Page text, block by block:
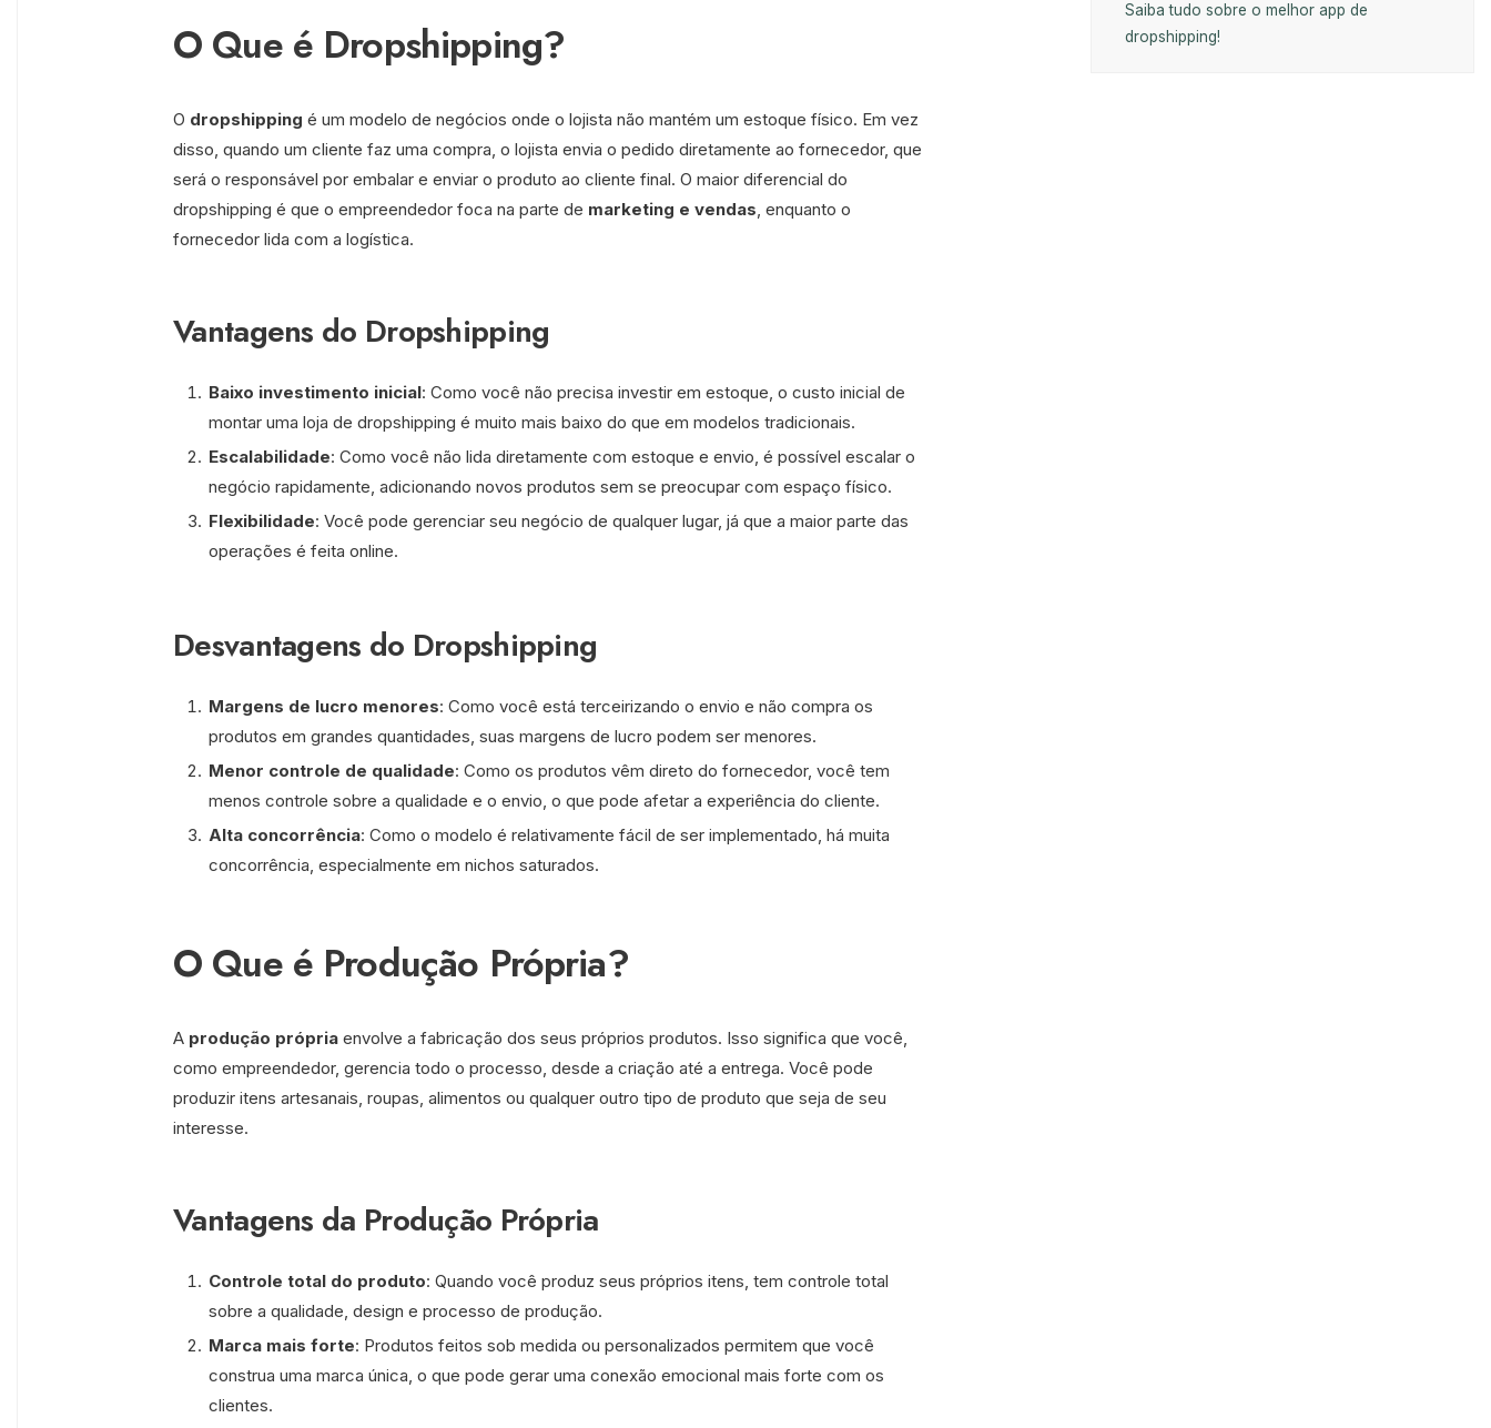
O Que é Dropshipping?
O dropshipping é um modelo de negócios onde o lojista não mantém um estoque físico. Em vez
disso, quando um cliente faz uma compra, o lojista envia o pedido diretamente ao fornecedor, que
será o responsável por embalar e enviar o produto ao cliente final. O maior diferencial do
dropshipping é que o empreendedor foca na parte de marketing e vendas, enquanto o
fornecedor lida com a logística.
Vantagens do Dropshipping
Baixo investimento inicial: Como você não precisa investir em estoque, o custo inicial de
montar uma loja de dropshipping é muito mais baixo do que em modelos tradicionais.
Escalabilidade: Como você não lida diretamente com estoque e envio, é possível escalar o
negócio rapidamente, adicionando novos produtos sem se preocupar com espaço físico.
Flexibilidade: Você pode gerenciar seu negócio de qualquer lugar, já que a maior parte das
operações é feita online.
Desvantagens do Dropshipping
Margens de lucro menores: Como você está terceirizando o envio e não compra os
produtos em grandes quantidades, suas margens de lucro podem ser menores.
Menor controle de qualidade: Como os produtos vêm direto do fornecedor, você tem
menos controle sobre a qualidade e o envio, o que pode afetar a experiência do cliente.
Alta concorrência: Como o modelo é relativamente fácil de ser implementado, há muita
concorrência, especialmente em nichos saturados.
O Que é Produção Própria?
A produção própria envolve a fabricação dos seus próprios produtos. Isso significa que você,
como empreendedor, gerencia todo o processo, desde a criação até a entrega. Você pode
produzir itens artesanais, roupas, alimentos ou qualquer outro tipo de produto que seja de seu
interesse.
Vantagens da Produção Própria
Controle total do produto: Quando você produz seus próprios itens, tem controle total
sobre a qualidade, design e processo de produção.
Marca mais forte: Produtos feitos sob medida ou personalizados permitem que você
construa uma marca única, o que pode gerar uma conexão emocional mais forte com os
clientes.
Saiba tudo sobre o melhor app de
dropshipping!